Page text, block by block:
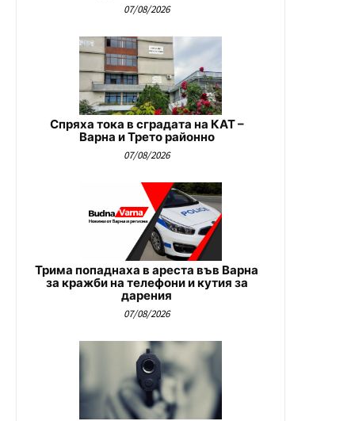
07/08/2026
Спряха тока в сградата на КАТ –
Варна и Трето районно
07/08/2026
Трима попаднаха в ареста във Варна
за кражби на телефони и кутия за
дарения
07/08/2026